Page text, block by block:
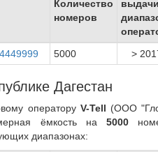
Количество
номеров
4449999 5000 >
Дагестан
оператору V-Tell (ООО
ёмкость на5000
диапазонах: